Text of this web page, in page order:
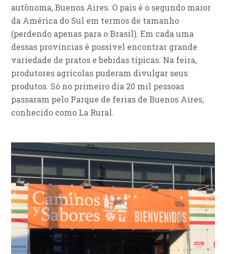
autônoma, Buenos Aires. O país é o segundo maior
da América do Sul em termos de tamanho
(perdendo apenas para o Brasil). Em cada uma
dessas províncias é possível encontrar grande
variedade de pratos e bebidas típicas. Na feira,
produtores agrícolas puderam divulgar seus
produtos. Só no primeiro dia 20 mil pessoas
passaram pelo Parque de ferias de Buenos Aires,
conhecido como La Rural.